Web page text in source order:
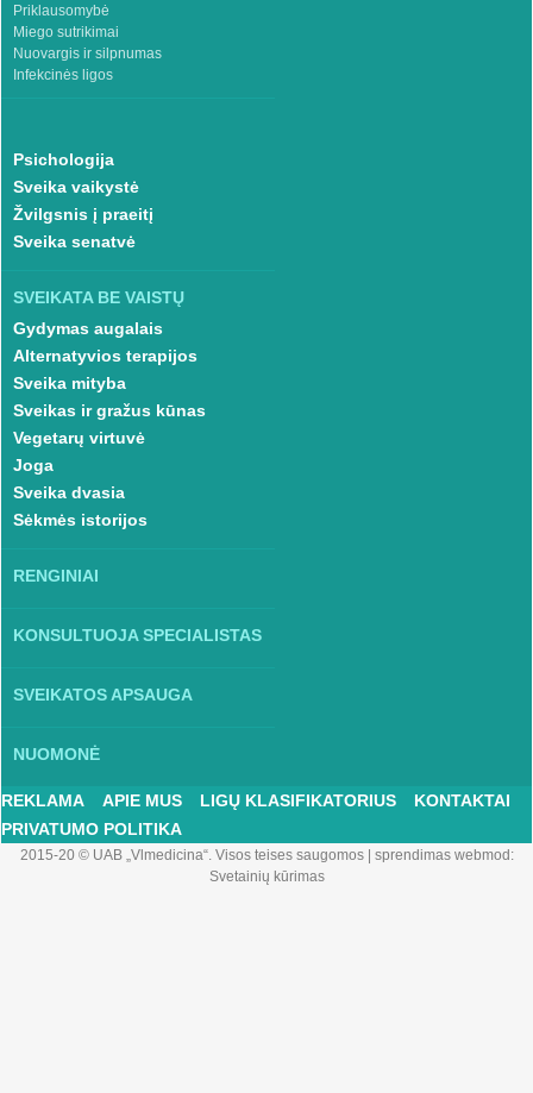
Priklausomybė
Miego sutrikimai
Nuovargis ir silpnumas
Infekcinės ligos
Psichologija
Sveika vaikystė
Žvilgsnis į praeitį
Sveika senatvė
SVEIKATA BE VAISTŲ
Gydymas augalais
Alternatyvios terapijos
Sveika mityba
Sveikas ir gražus kūnas
Vegetarų virtuvė
Joga
Sveika dvasia
Sėkmės istorijos
RENGINIAI
KONSULTUOJA SPECIALISTAS
SVEIKATOS APSAUGA
NUOMONĖ
REKLAMA APIE MUS LIGŲ KLASIFIKATORIUS
KONTAKTAI
PRIVATUMO POLITIKA
2015-20 © UAB „Vlmedicina“. Visos teises saugomos| sprendimas webmod:
Svetainių kūrimas